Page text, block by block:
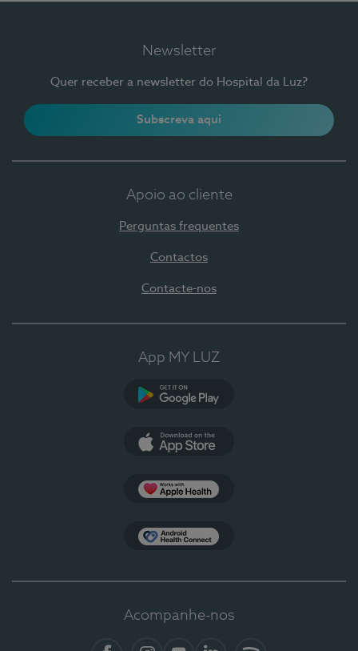
Newsletter
Quer receber a newsletter do Hospital da Luz?
Subscreva aqui
Apoio ao cliente
Perguntas frequentes
Contactos
Contacte-nos
App MY LUZ
Acompanhe-nos